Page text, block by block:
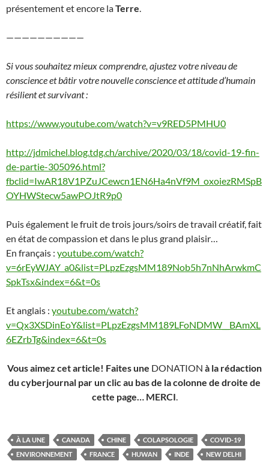
présentement et encore laTerre.
——————————
Si vous souhaitez mieux comprendre, ajustez votre niveau de
conscience et bâtir votre nouvelle conscience et attitude d’humain
résilient et survivant :
https://www.youtube.com/watch?v=v9RED5PMHU0
http://jdmichel.blog.tdg.ch/archive/2020/03/18/covid-19-fin-
de-partie-305096.html?
fbclid=IwAR18V1PZuJCewcn1EN6Ha4nVf9M_oxoiezRMSpB
OYHWStecw5awPOJtR9p0
Puis également le fruit de trois jours/soirs de travail créatif, fait
en état de compassion et dans le plus grand plaisir…
En français : youtube.com/watch?
v=6rEyWJAY_a0&list=PLpzEzgsMM189Nob5h7nNhArwkmC
SpkTsx&index=6&t=0s
Et anglais : youtube.com/watch?
v=Qx3XSDinEoY&list=PLpzEzgsMM189LFoNDMW__BAmXL
6EZrbTg&index=6&t=0s
Vous aimez cet article! Faites une DONATION à la rédaction
du cyberjournal par un clic au bas de la colonne de droite de
cette page… MERCI.
À LA UNE CANADA CHINE COLAPSOLOGIE
COVID-19
ENVIRONNEMENT
FRANCE HUWAN INDE
NEW DELHI